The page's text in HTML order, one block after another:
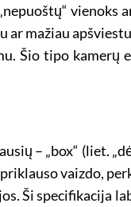
vienoks
ar mažiau
Šio tipo kamerų
– „box“ (liet.
vaizdo,
Ši specifikacija